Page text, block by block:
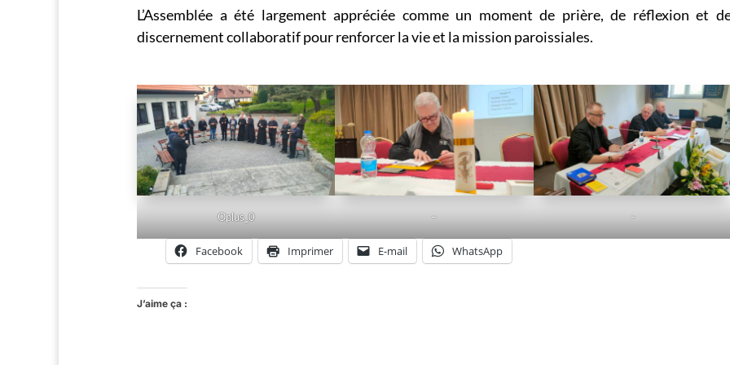
L’Assemblée a été largement appréciée comme un moment de prière, de réflexion et
discernement collaboratif pour renforcer la vie et la mission paroissiales.
Oplus_0 – –
Facebook Imprimer E-mail WhatsApp
J’aime ça :